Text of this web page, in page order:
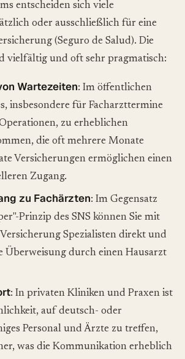
entscheiden sich viele
oder ausschließlich für eine
(Seguro de Salud). Die
vielfältig und oft sehr pragmatisch:
Wartezeiten: Im öffentlichen
insbesondere für Facharzttermine
zu erheblichen
die oft mehrere Monate
Versicherungen ermöglichen einen
Zugang.
zu Fachärzten: Im Gegensatz
Prinzip des SNS können Sie mit
Spezialisten direkt und
Überweisung durch einen Hausarzt
: In privaten Kliniken und Praxen ist
auf deutsch- oder
Personal und Ärzte zu treffen,
was die Kommunikation erheblich